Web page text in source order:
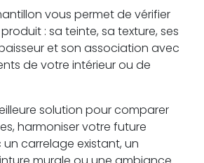
vous permet de vérifier
: sa teinte, sa texture, ses
et son association avec
de votre intérieur ou de
solution pour comparer
harmoniser votre future
carrelage existant, un